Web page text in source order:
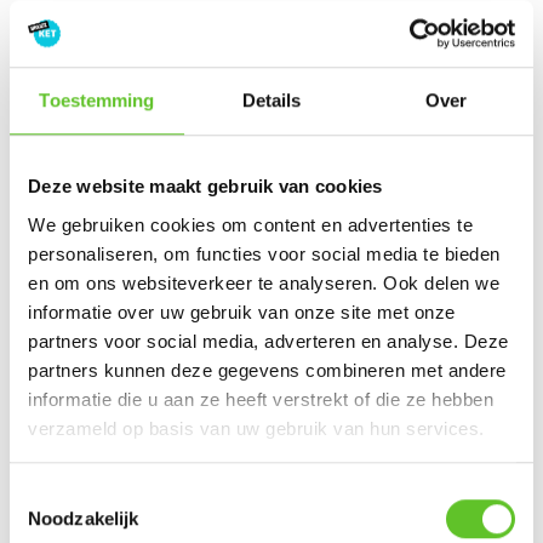
Toestemming Details Over
Deze website maakt gebruik van cookies
We gebruiken cookies om content en advertenties te
personaliseren, om functies voor social media te bieden
en om ons websiteverkeer te analyseren. Ook delen we
informatie over uw gebruik van onze site met onze
partners voor social media, adverteren en analyse. Deze
partners kunnen deze gegevens combineren met andere
informatie die u aan ze heeft verstrekt of die ze hebben
verzameld op basis van uw gebruik van hun services.
Noodzakelijk
© BRUZZ
Dondernamiddag speelde Union tegen Antwerp de
finale van de Beker
Na een intense wedstrijd won de Brusselse voetbalploeg
Union de match met1-0.Zo winnen ze huneerste trofee
sinds 89 jaar.⁠
5. Mustii haalt finale van het
Eurovisiesongfestival niet